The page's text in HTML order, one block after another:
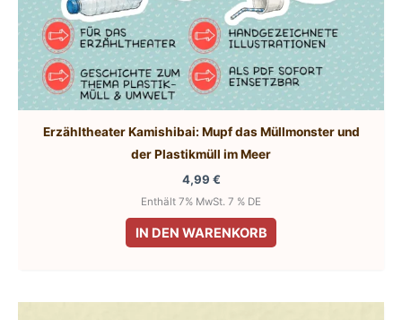
Erzähltheater Kamishibai: Mupf das Müllmonster und
der Plastikmüll im Meer
4,99 €
Enthält 7% MwSt. 7 % DE
IN DEN WARENKORB